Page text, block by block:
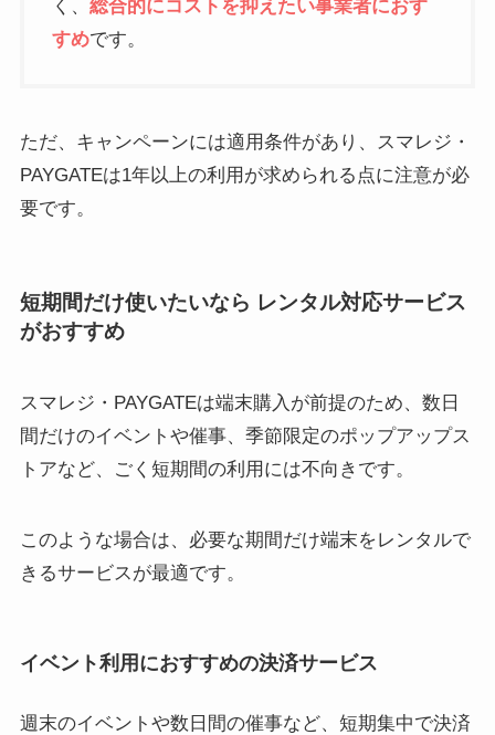
く、総合的にコストを抑えたい事業者におす
すめです。
ただ、キャンペーンには適用条件があり、スマレジ・
PAYGATEは1年以上の利用が求められる点に注意が必
要です。
短期間だけ使いたいなら レンタル対応サービス
がおすすめ
スマレジ・PAYGATEは端末購入が前提のため、数日
間だけのイベントや催事、季節限定のポップアップス
トアなど、ごく短期間の利用には不向きです。
このような場合は、必要な期間だけ端末をレンタルで
きるサービスが最適です。
イベント利用におすすめの決済サービス
週末のイベントや数日間の催事など、短期集中で決済